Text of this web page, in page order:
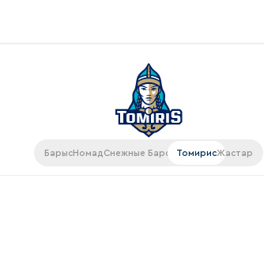
Ак БарсБарысНомад Снежные Барсы ТомирисЖастар